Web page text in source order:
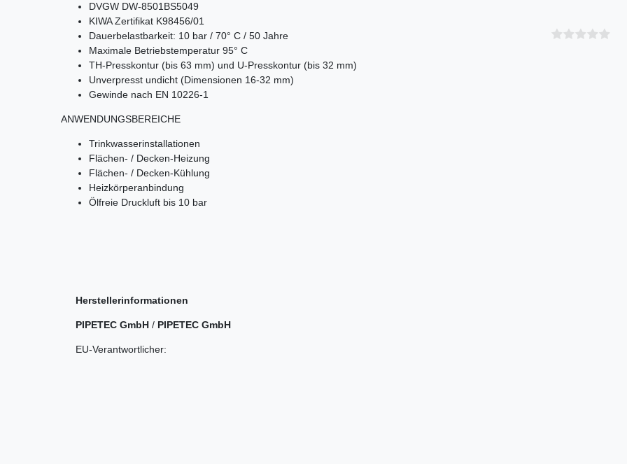
DVGW DW-8501BS5049
KIWA Zertifikat K98456/01
Dauerbelastbarkeit: 10 bar / 70° C / 50 Jahre
Maximale Betriebstemperatur 95° C
TH-Presskontur (bis 63 mm) und U-Presskontur (bis 32 mm)
Unverpresst undicht (Dimensionen 16-32 mm)
Gewinde nach EN 10226-1
ANWENDUNGSBEREICHE
Trinkwasserinstallationen
Flächen- / Decken-Heizung
Flächen- / Decken-Kühlung
Heizkörperanbindung
Ölfreie Druckluft bis 10 bar
Herstellerinformationen
PIPETEC GmbH / PIPETEC GmbH
EU-Verantwortlicher: